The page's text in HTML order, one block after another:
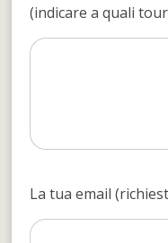
(indicare a quali
La tua email